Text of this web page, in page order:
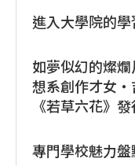
進入大學院的
如夢似幻的燦
想系創作才女
《若草六花》
專門學校魅力